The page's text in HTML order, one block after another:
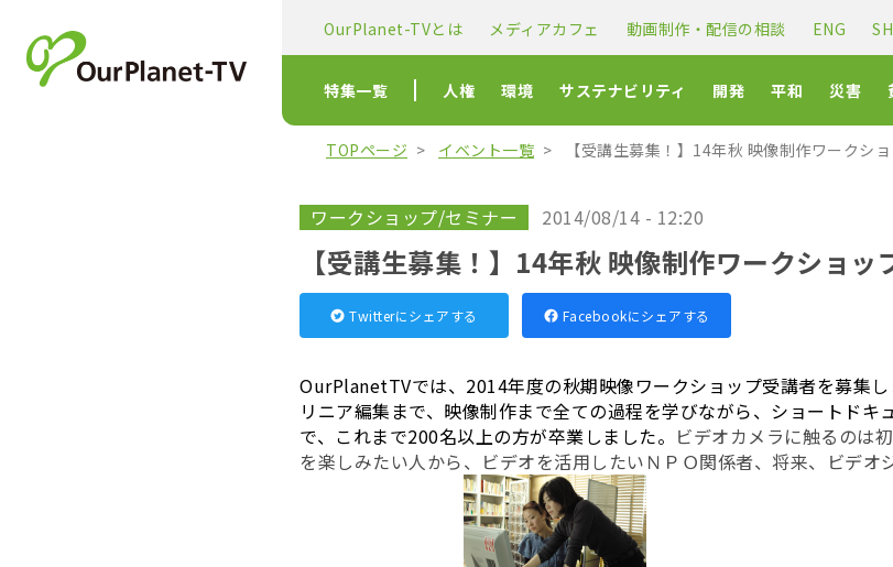
OurPlanet-TVとは メディアカフェ 動画制作・配信の相談 ENG
特集一覧 人権 環境 サステナビリティ 開発 平和 災害
TOPページ イベント一覧 【受講生募集！】14年秋 映像制作ワークシ
ワークショップ/セミナー 2014/08/14 - 12:20
【受講生募集！】14年秋 映像制作ワークショッ
Twitterにシェアする Facebookにシェアする
OurPlanetTVでは、2014年度の秋期映像ワークショップ受講者を募集
リニア編集まで、映像制作まで全ての過程を学びながら、ショートドキ
で、これまで200名以上の方が卒業しました。 ビデオカメラに触るのは
を楽しみたい人から、ビデオを活用したいＮＰＯ関係者、将来、ビデオ